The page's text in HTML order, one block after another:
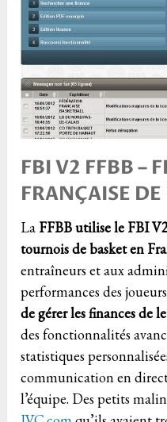
FBI V2 FFBB –
FRANÇAISE
La FFBB utilise le FBI
tournois de basket en
entraîneurs et aux
performances des
de gérer les finances de
des fonctionnalités
statistiques
communication en
l’équipe. Des petits